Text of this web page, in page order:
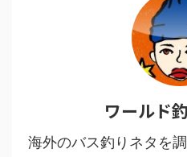
ワールド
海外のバス釣りネタを